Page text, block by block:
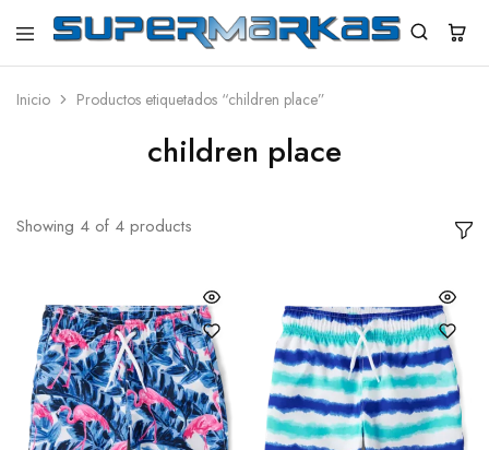
SuperMarkas
Ropa
con
Inicio Productos etiquetados “children place”
children place
Showing 4 of 4 products